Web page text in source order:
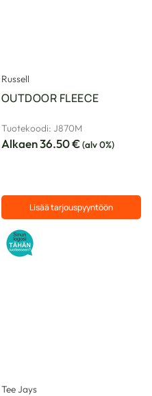
Russell
OUTDOOR FLEECE
Tuotekoodi: J870M
Alkaen36.50€(alv 0%)
Lisää tarjouspyyntöön
Tällä
tuotteella
on
Tee Jays